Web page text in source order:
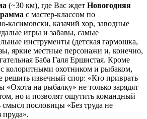
(~30 км), где Вас ждет Новогодняя
с мастер-классом по
касимовски, казачий хор, заводные
игры и забавы, самые
инструменты (детская гармошка,
яркие местные персонажи и, конечно,
Баба Галя Ершистая. Кроме
с колоритными охотником и рыбаком,
извечный спор: «Кто приврать
«Охота на рыбалку» не только зарядят
но и позволят ощутить командный
смысл пословицы «Без труда не